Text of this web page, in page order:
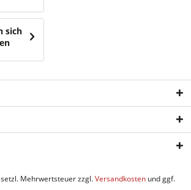
sich
Mehrwertsteuer zzgl.Versandkosten und ggf.